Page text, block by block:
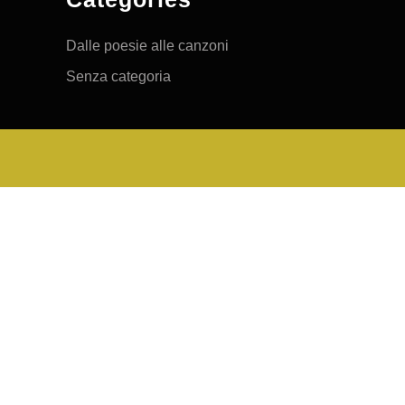
Dalle poesie alle canzoni
Senza categoria